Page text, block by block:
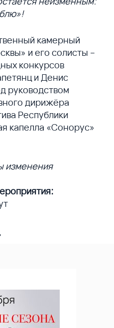
камерный
и его солисты –
конкурсов
и Денис
руководством
дирижёра
Республики
капелла «Сонорус»
изменения